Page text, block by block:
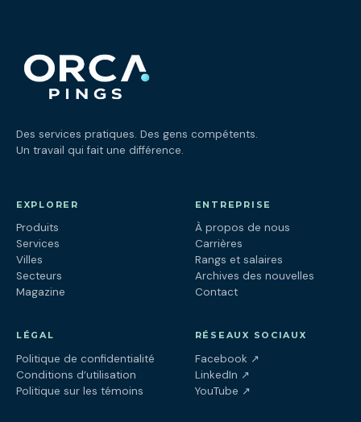
Des services pratiques. Des gens compétents.
Un travail qui fait une différence.
EXPLORER
Produits
Services
Villes
Secteurs
Magazine
ENTREPRISE
À propos de nous
Carrières
Rangs et salaires
Archives des nouvelles
Contact
LÉGAL
Politique de confidentialité
Conditions d’utilisation
Politique sur les témoins
RÉSEAUX SOCIAUX
Facebook ↗(ouvre dans un
LinkedIn ↗(ouvre dans un
YouTube ↗(ouvre dans un